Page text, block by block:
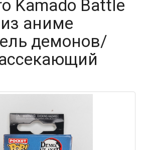
Kamado Battle
аниме
демонов/